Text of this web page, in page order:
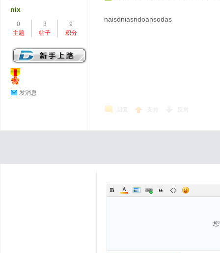
nix
0
主题
3
帖子
9
积分
发消息
naisdniasndoansodas
回复 支持 反对